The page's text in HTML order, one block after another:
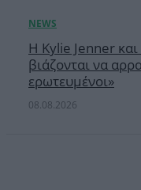
Η Kylie Jenner
βιάζονται να
ερωτευμένοι»
08.08.2026